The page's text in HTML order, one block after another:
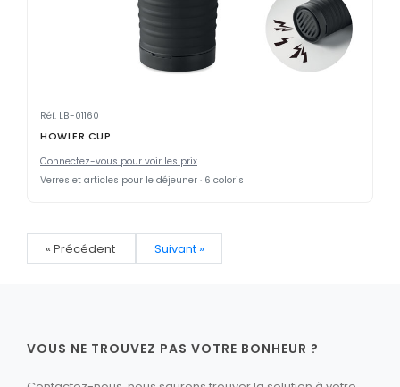
Réf. LB-01160
HOWLER CUP
Connectez-vous pour voir les prix
Verres et articles pour le déjeuner · 6 coloris
« Précédent Suivant »
VOUS NE TROUVEZ PAS VOTRE BONHEUR ?